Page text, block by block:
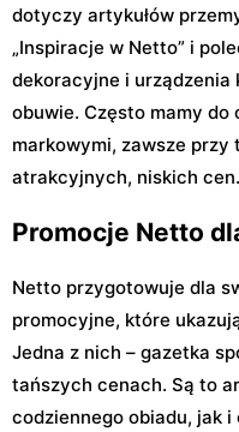
dotyczy artykułów
„Inspiracje w Netto” i
dekoracyjne i urządzenia
obuwie. Często mamy
markowymi, zawsze przy
atrakcyjnych, niskich cen.
Promocje Netto
Netto przygotowuje dla
promocyjne, które
Jedna z nich – gazetka
tańszych cenach. Są to
codziennego obiadu, jak